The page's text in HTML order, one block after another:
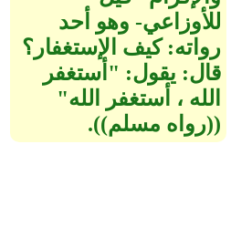
للأوزاعي- وهو أحد
رواته‏:‏ كيف الإستغفار‏؟‏
قال‏:‏ يقول‏:‏ ‏"‏أستغفر
الله ، أستغفر الله‏"‏
‏(‏‏(‏رواه مسلم‏)‏‏)‏‏.‏